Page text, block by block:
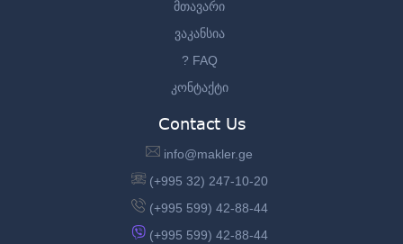
მთავარი
ვაკანსია
? FAQ
კონტაქტი
Contact Us
info@makler.ge
(+995 32) 247-10-20
(+995 599) 42-88-44
(+995 599) 42-88-44